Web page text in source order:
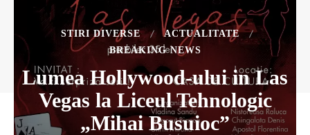
STIRI DIVERSE
ACTUALITATE
BREAKING NEWS
Lumea Hollywood-ului in Las
Vegas la Liceul Tehnologic
„Mihai Busuioc”